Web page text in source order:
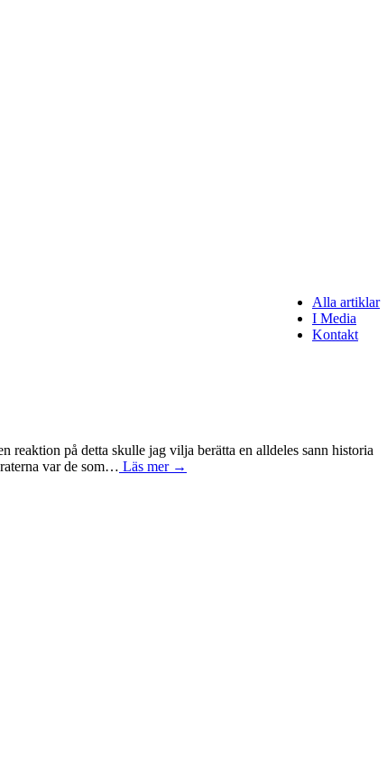
Alla artiklar
I Media
Kontakt
reaktion på detta skulle jag vilja berätta en alldeles sann historia
var de som… Läs mer →